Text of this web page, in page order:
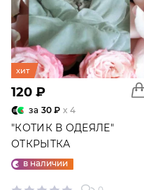
хит
120 ₽
за 30 ₽ x 4
"КОТИК В ОДЕЯЛЕ"
ОТКРЫТКА
в наличии